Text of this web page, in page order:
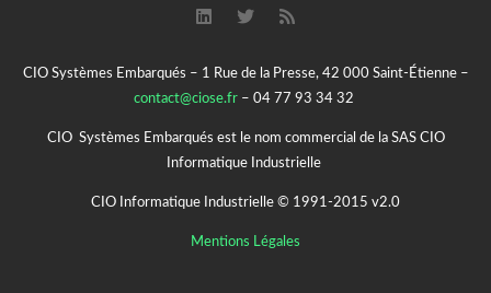
CIO Systèmes Embarqués – 1 Rue de la Presse, 42 000 Saint-Étienne –
contact@ciose.fr – 04 77 93 34 32
CIO Systèmes Embarqués est le nom commercial de la SAS CIO
Informatique Industrielle
CIO Informatique Industrielle © 1991-2015 v2.0
Mentions Légales